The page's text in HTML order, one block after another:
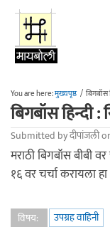
Skip to main content
You are here:मुख्यपृष्ठ / बिगबॉस
बिगबॉस हिन्दी
Submitted byदीपांजली
मराठी बिगबॉस बीबी
१६ वर चर्चा करायला हा
विषय: उपग्रह वाहिनी